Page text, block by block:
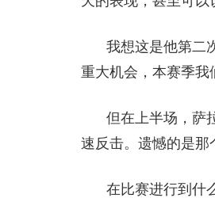
我想这是他第二
重大机会，本赛季我
但在上半场，萨
速反击。遗憾的是那
在比赛进行到什